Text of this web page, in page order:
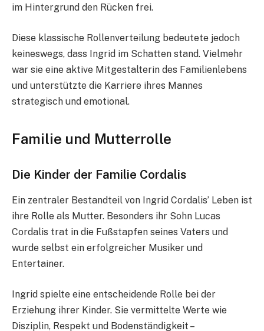
im Hintergrund den Rücken frei.
Diese klassische Rollenverteilung bedeutete jedoch
keineswegs, dass Ingrid im Schatten stand. Vielmehr
war sie eine aktive Mitgestalterin des Familienlebens
und unterstützte die Karriere ihres Mannes
strategisch und emotional.
Familie und Mutterrolle
Die Kinder der Familie Cordalis
Ein zentraler Bestandteil von Ingrid Cordalis’ Leben ist
ihre Rolle als Mutter. Besonders ihr Sohn Lucas
Cordalis trat in die Fußstapfen seines Vaters und
wurde selbst ein erfolgreicher Musiker und
Entertainer.
Ingrid spielte eine entscheidende Rolle bei der
Erziehung ihrer Kinder. Sie vermittelte Werte wie
Disziplin, Respekt und Bodenständigkeit –